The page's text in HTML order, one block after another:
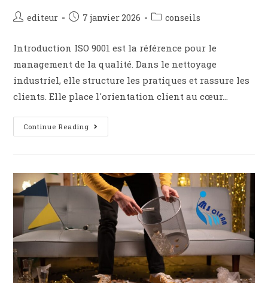
editeur 7 janvier 2026 conseils
Introduction ISO 9001 est la référence pour le
management de la qualité. Dans le nettoyage
industriel, elle structure les pratiques et rassure les
clients. Elle place l'orientation client au cœur…
Continue Reading